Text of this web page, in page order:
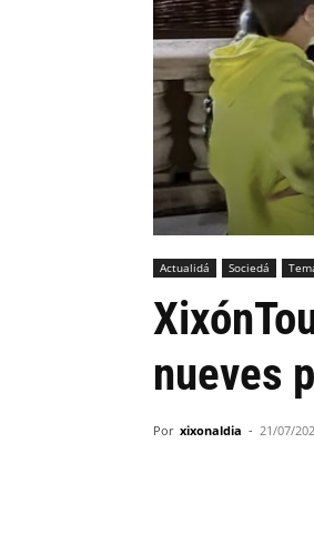
Actualidá Sociedá
nueves
Por xixonaldia - 21/07/